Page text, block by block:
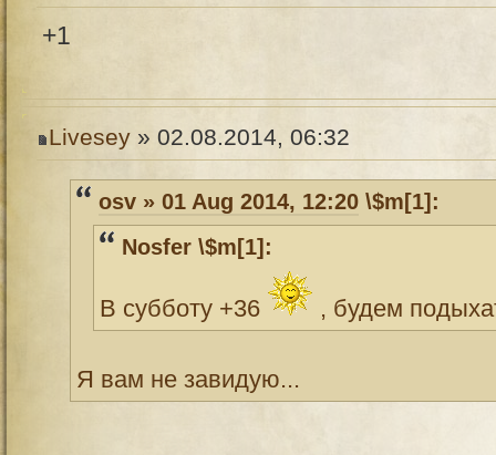
+1
Livesey » 02.08.2014, 06:32
osv » 01 Aug 2014, 12:20 \$m[1]:
Nosfer \$m[1]:
В субботу +36 , будем
Я вам не завидую...